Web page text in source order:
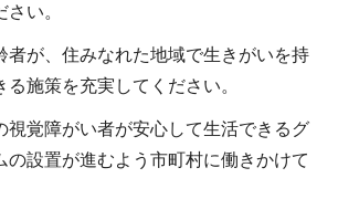
い。
者が、住みなれた地域で生きがいを持
る施策を充実してください。
視覚障がい者が安心して生活できるグ
の設置が進むよう市町村に働きかけて